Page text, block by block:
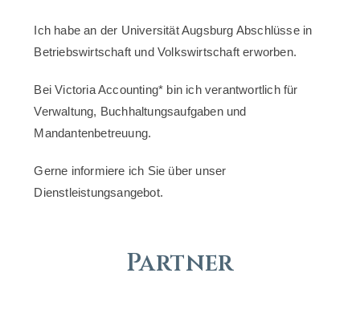
Ich habe an der Universität Augsburg Abschlüsse in
Betriebswirtschaft und Volkswirtschaft erworben.
Bei Victoria Accounting* bin ich verantwortlich für
Verwaltung, Buchhaltungsaufgaben und
Mandantenbetreuung.
Gerne informiere ich Sie über unser
Dienstleistungsangebot.
Partner